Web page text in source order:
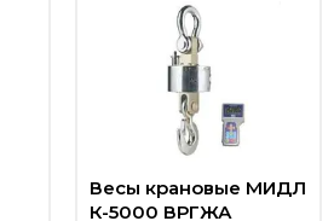
Весы крановые МИДЛ
К-5000 ВРГЖА